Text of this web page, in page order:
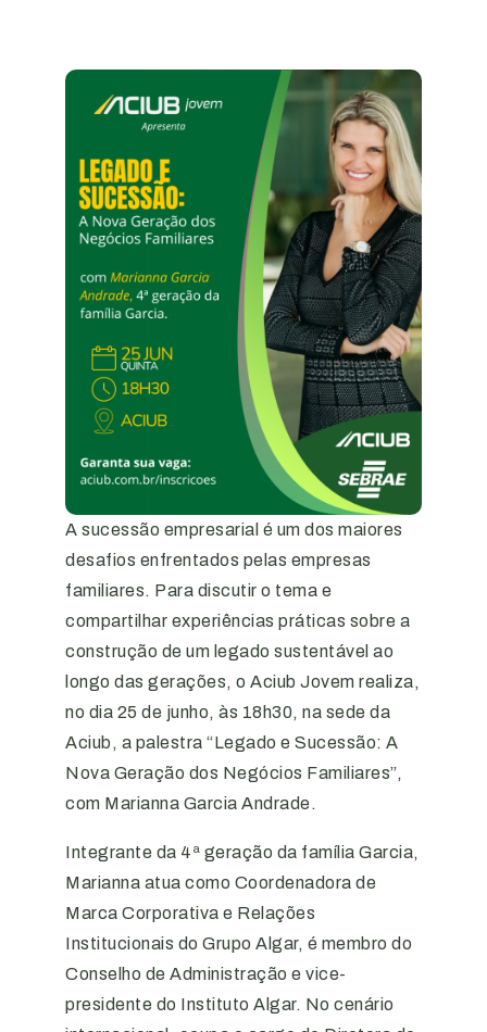
A sucessão empresarial é um dos maiores
desafios enfrentados pelas empresas
familiares. Para discutir o tema e
compartilhar experiências práticas sobre a
construção de um legado sustentável ao
longo das gerações, o Aciub Jovem realiza,
no dia 25 de junho, às 18h30, na sede da
Aciub, a palestra “Legado e Sucessão: A
Nova Geração dos Negócios Familiares”,
com Marianna Garcia Andrade.
Integrante da 4ª geração da família Garcia,
Marianna atua como Coordenadora de
Marca Corporativa e Relações
Institucionais do Grupo Algar, é membro do
Conselho de Administração e vice-
presidente do Instituto Algar. No cenário